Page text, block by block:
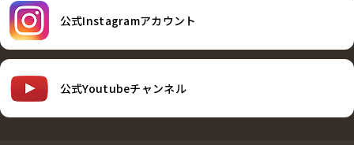
公式Instagramアカウント
公式Youtubeチャンネル